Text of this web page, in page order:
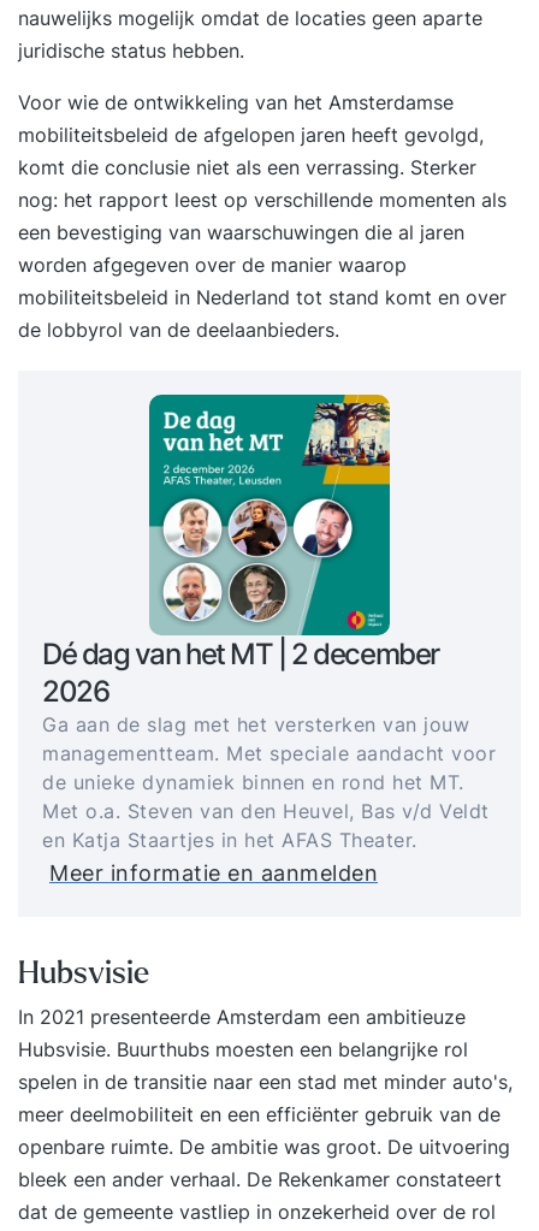
nauwelijks mogelijk omdat de locaties geen aparte
juridische status hebben.
Voor wie de ontwikkeling van het Amsterdamse
mobiliteitsbeleid de afgelopen jaren heeft gevolgd,
komt die conclusie niet als een verrassing. Sterker
nog: het rapport leest op verschillende momenten als
een bevestiging van waarschuwingen die al jaren
worden afgegeven over de manier waarop
mobiliteitsbeleid in Nederland tot stand komt en over
de lobbyrol van de deelaanbieders.
Dé dag van het MT | 2 december
2026
Ga aan de slag met het versterken van jouw
managementteam. Met speciale aandacht voor
de unieke dynamiek binnen en rond het MT.
Met o.a. Steven van den Heuvel, Bas v/d Veldt
en Katja Staartjes in het AFAS Theater.
Meer informatie en aanmelden
Hubsvisie
In 2021 presenteerde Amsterdam een ambitieuze
Hubsvisie. Buurthubs moesten een belangrijke rol
spelen in de transitie naar een stad met minder auto's,
meer deelmobiliteit en een efficiënter gebruik van de
openbare ruimte. De ambitie was groot. De uitvoering
bleek een ander verhaal. De Rekenkamer constateert
dat de gemeente vastliep in onzekerheid over de rol